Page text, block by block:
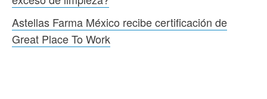
Astellas Farma México recibe certificación de
Great Place To Work